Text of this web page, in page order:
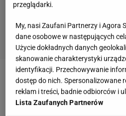
Zobacz wideoLegia
zaskakiwać rywali. "Jeden
przewidywalny"
przeglądarki.
My, nasi Zaufani Partnerzy i Agora
dane osobowe w następujących
Użycie dokładnych danych
skanowanie charakterystyki
identyfikacji. Przechowywanie
dostęp do nich. Spersonalizowane
reklam i treści, badnie odbiorców i
Lista Zaufanych Partnerów